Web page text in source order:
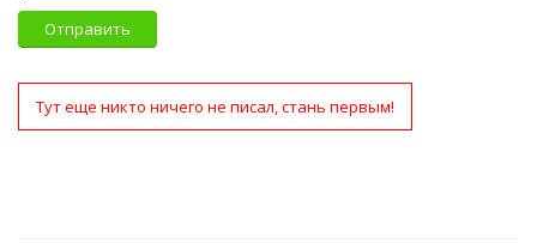
Отправить
Тут еще никто ничего не писал, стань первым!